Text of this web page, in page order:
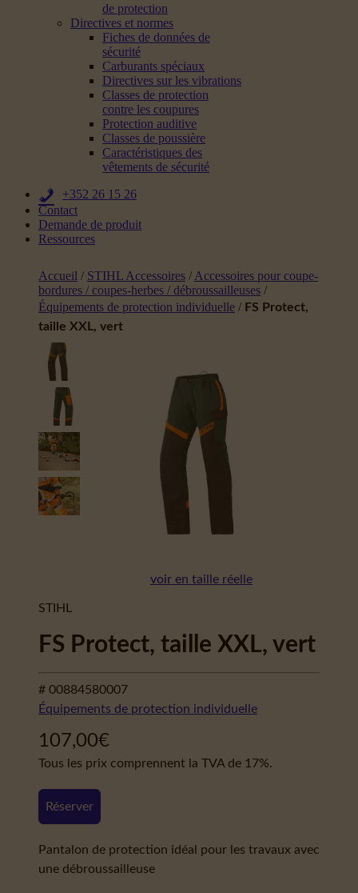
de protection
Directives et normes
Fiches de données de
sécurité
Carburants spéciaux
Directives sur les vibrations
Classes de protection
contre les coupures
Protection auditive
Classes de poussière
Caractéristiques des
vêtements de sécurité
+352 26 15 26
Contact
Demande de produit
Ressources
Accueil / STIHL Accessoires / Accessoires pour coupe-
bordures / coupes-herbes / débroussailleuses /
Équipements de protection individuelle / FS Protect,
taille XXL, vert
voir en taille réelle
STIHL
FS Protect, taille XXL, vert
# 00884580007
Équipements de protection individuelle
107,00€
Tous les prix comprennent la TVA de 17%.
Réserver
Pantalon de protection idéal pour les travaux avec
une débroussailleuse